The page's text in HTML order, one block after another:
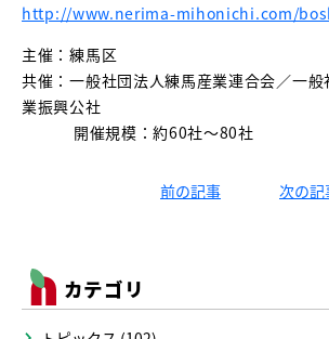
http://www.nerima-mihonichi.com/
主催：練馬区
共催：一般社団法人練馬産業連合会／一
業振興公社
開催規模：約60社〜80社
前の記事 次の記
カテゴリ